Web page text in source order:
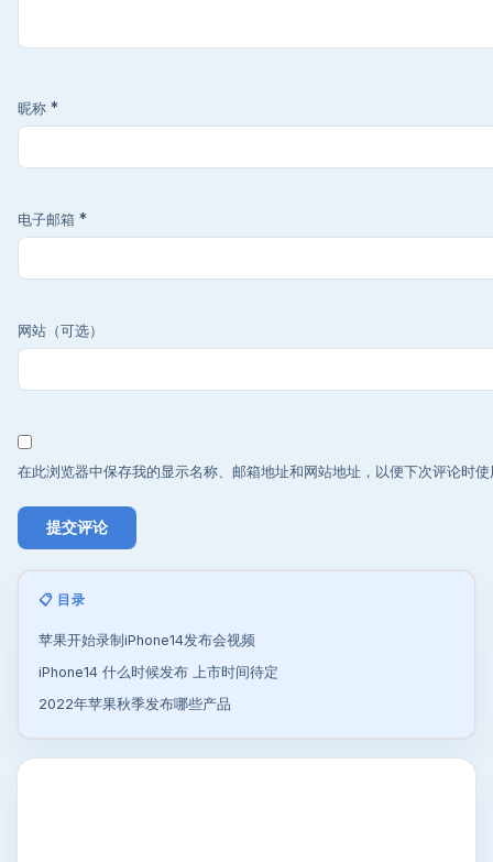
昵称 *
电子邮箱 *
网站（可选）
在此浏览器中保存我的显示名称、邮箱地址和网站地址，以便下次评论时使
📋 目录
苹果开始录制iPhone14发布会视频
iPhone14 什么时候发布 上市时间待定
2022年苹果秋季发布哪些产品